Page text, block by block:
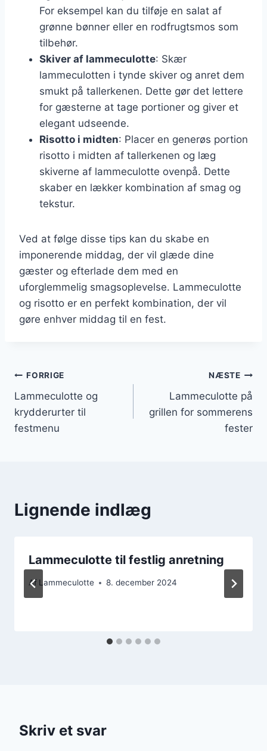
For eksempel kan du tilføje en salat af
grønne bønner eller en rodfrugtsmos som
tilbehør.
Skiver af lammeculotte: Skær
lammeculotten i tynde skiver og anret dem
smukt på tallerkenen. Dette gør det lettere
for gæsterne at tage portioner og giver et
elegant udseende.
Risotto i midten: Placer en generøs portion
risotto i midten af tallerkenen og læg
skiverne af lammeculotte ovenpå. Dette
skaber en lækker kombination af smag og
tekstur.
Ved at følge disse tips kan du skabe en
imponerende middag, der vil glæde dine
gæster og efterlade dem med en
uforglemmelig smagsoplevelse. Lammeculotte
og risotto er en perfekt kombination, der vil
gøre enhver middag til en fest.
Indlægsnavigation
FORRIGE
Lammeculotte og
krydderurter til
festmenu
NÆSTE
Lammeculotte på
grillen for sommerens
fester
Lignende indlæg
Lammeculotte til festlig anretning
Af Lammeculotte 8. december 2024
Skriv et svar